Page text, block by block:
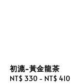
初漉-黃金龍茶
Regular
NT$ 330 - NT$ 410